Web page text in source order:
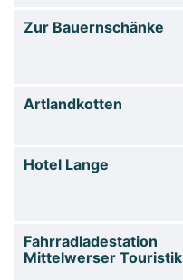
Zur Bauernschänke
Artlandkotten
Hotel Lange
Fahrradladestation
Mittelwerser Touristik